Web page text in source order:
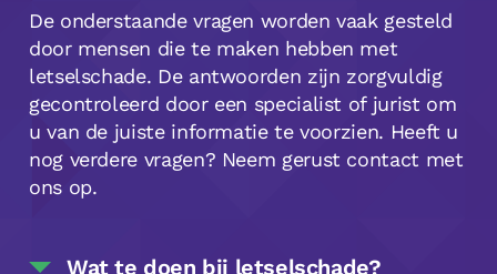
De onderstaande vragen worden vaak gesteld
door mensen die te maken hebben met
letselschade. De antwoorden zijn zorgvuldig
gecontroleerd door een specialist of jurist om
u van de juiste informatie te voorzien. Heeft u
nog verdere vragen? Neem gerust contact met
ons op.
Wat te doen bij letselschade?